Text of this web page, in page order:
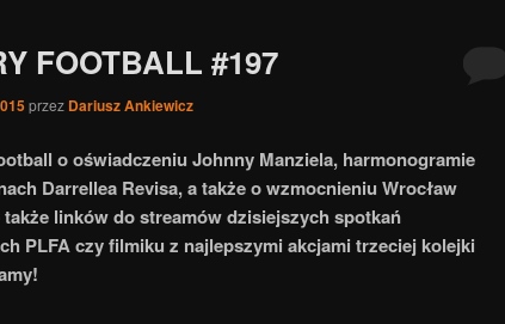
FOOTBALL #197
przez Dariusz Ankiewicz
o oświadczeniu Johnny Manziela, harmonogramie
Darrellea Revisa, a także o wzmocnieniu Wrocław
także linków do streamów dzisiejszych spotkań
PLFA czy filmiku z najlepszymi akcjami trzeciej kolejki